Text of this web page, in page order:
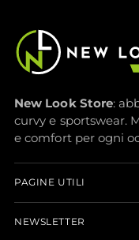
New Look Store:
curvy e sportswear.
e comfort per ogni
PAGINE UTILI
NEWSLETTER